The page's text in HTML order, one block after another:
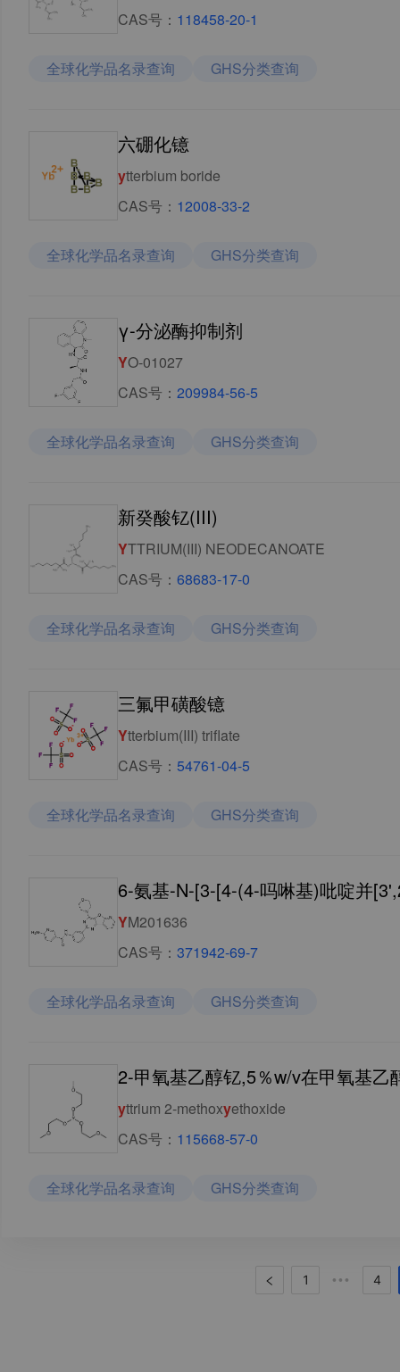
CAS号： 118458-20-1
全球化学品名录查询 GHS分类查询
六硼化镱
ytterbium boride
CAS号： 12008-33-2
全球化学品名录查询 GHS分类查询
γ-分泌酶抑制剂
YO-01027
CAS号： 209984-56-5
全球化学品名录查询 GHS分类查询
新癸酸钇(III)
YTTRIUM(III) NEODECANOATE
CAS号： 68683-17-0
全球化学品名录查询 GHS分类查询
三氟甲磺酸镱
Ytterbium(III) triflate
CAS号： 54761-04-5
全球化学品名录查询 GHS分类查询
YM201636
CAS号： 371942-69-7
全球化学品名录查询 GHS分类查询
2-甲氧基乙醇钇,5％w/v在甲氧基乙
yttrium 2-methoxyethoxide
CAS号： 115668-57-0
全球化学品名录查询 GHS分类查询
1 ••• 4